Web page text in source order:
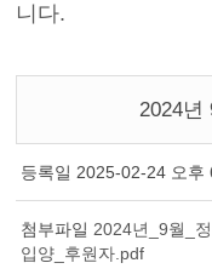
니다.
2024년
등록일 2025-02-24 오
첨부파일 2024년_9월_
입양_후원자.pdf